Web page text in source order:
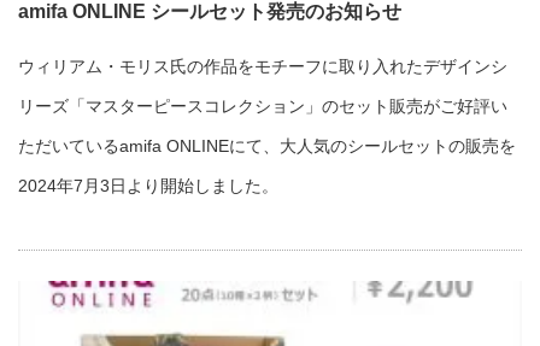
amifa ONLINE シールセット発売のお知らせ
ウィリアム・モリス氏の作品をモチーフに取り入れたデザインシ
リーズ「マスターピースコレクション」のセット販売がご好評い
ただいているamifa ONLINEにて、大人気のシールセットの販売を
2024年7月3日より開始しました。